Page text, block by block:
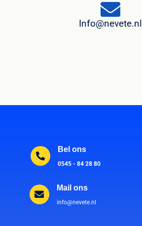
Info@nevete.nl
Bel ons
0545 - 84 28 80
Mail ons
info@nevete.nl